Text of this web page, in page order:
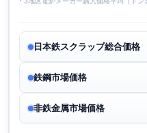
日本鉄スクラップ総合価格
鉄鋼市場価格
非鉄金属市場価格